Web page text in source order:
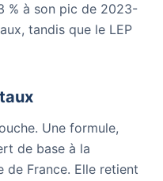
% à son pic de 2023-
tandis que le LEP
Une formule,
de base à la
de France. Elle retient